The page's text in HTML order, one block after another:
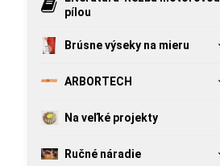
pílou
Brúsne výseky na mieru
ARBORTECH
Na veľké projekty
Ručné náradie